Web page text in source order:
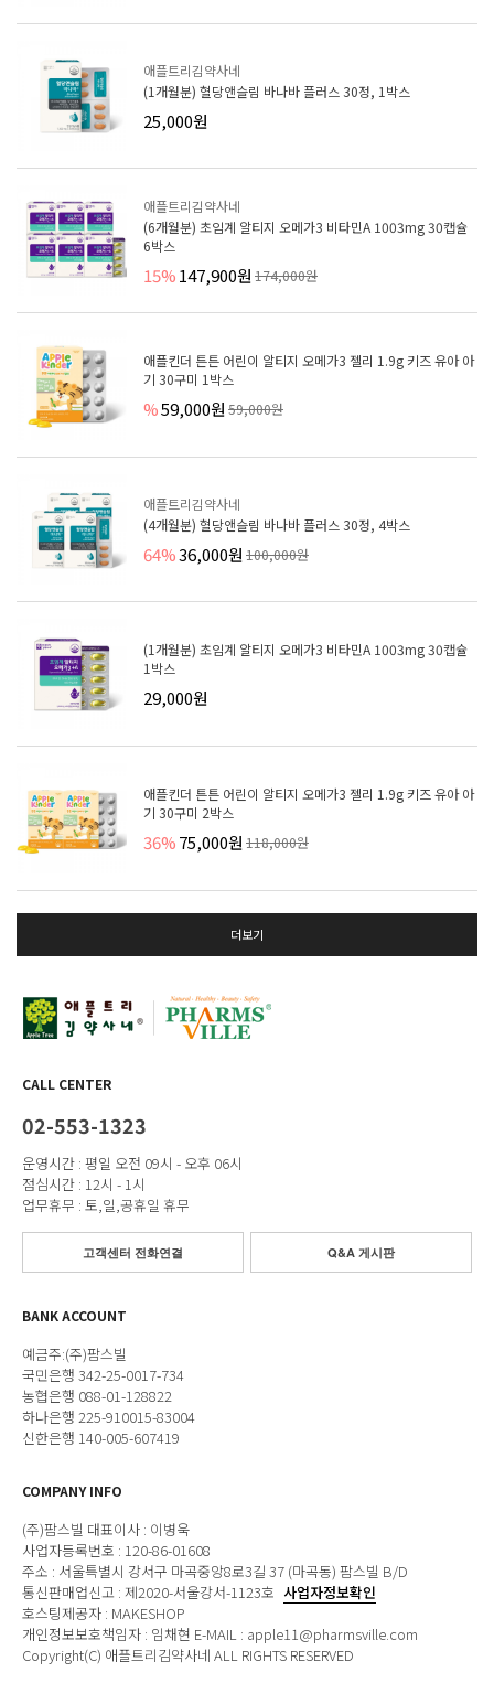
애플트리김약사네
(1개월분) 혈당앤슬림 바나바 플러스 30정, 1박스
25,000원
애플트리김약사네
(6개월분) 초임계 알티지 오메가3 비타민A 1003mg 30캡슐
6박스
15%147,900원 174,000원
애플킨더 튼튼 어린이 알티지 오메가3 젤리 1.9g 키즈 유아 아
기 30구미 1박스
%59,000원 59,000원
애플트리김약사네
(4개월분) 혈당앤슬림 바나바 플러스 30정, 4박스
64%36,000원 100,000원
(1개월분) 초임계 알티지 오메가3 비타민A 1003mg 30캡슐
1박스
29,000원
애플킨더 튼튼 어린이 알티지 오메가3 젤리 1.9g 키즈 유아 아
기 30구미 2박스
36%75,000원 118,000원
더보기
CALL CENTER
02-553-1323
운영시간 : 평일 오전 09시 - 오후 06시
점심시간 : 12시 - 1시
업무휴무 : 토,일,공휴일 휴무
고객센터 전화연결 Q&A 게시판
BANK ACCOUNT
예금주:(주)팜스빌
국민은행 342-25-0017-734
농협은행 088-01-128822
하나은행 225-910015-83004
신한은행 140-005-607419
COMPANY INFO
(주)팜스빌 대표이사 : 이병욱
사업자등록번호 : 120-86-01608
주소 : 서울특별시 강서구 마곡중앙8로3길 37 (마곡동) 팜스빌 B/D
통신판매업신고 : 제2020-서울강서-1123호 사업자정보확인
호스팅제공자 : MAKESHOP
개인정보보호책임자 : 임채현 E-MAIL : apple11@pharmsville.com
Copyright(C) 애플트리김약사네 ALL RIGHTS RESERVED